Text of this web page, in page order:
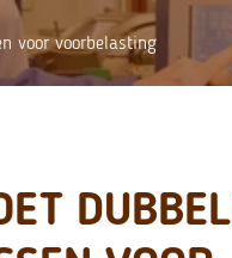
voor voorbelasting